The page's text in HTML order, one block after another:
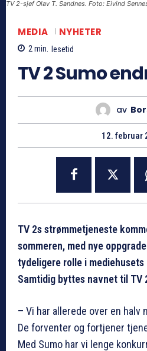
TV 2-sjef Olav T. Sandnes. Foto: Eivind
MEDIA NYHETER
2min. lesetid
TV 2 Sumo
av
12. februar
TV 2s strømmetjeneste
sommeren, med nye
tydeligere rolle i
Samtidig byttes navnet til TV
– Vi har allerede over en halv
De forventer og fortjener
Med Sumo har vi lenge